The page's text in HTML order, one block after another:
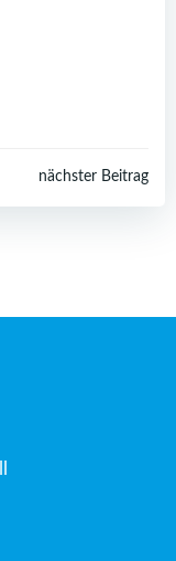
nächster Beitrag